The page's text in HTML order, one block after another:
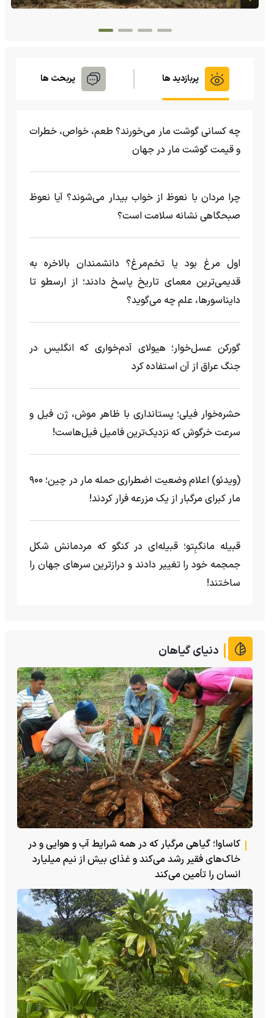
پربازدید ها پربحث ها
چه کسانی گوشت مار می‌خورند؟ طعم، خواص، خطرات
و قیمت گوشت مار در جهان
چرا مردان با نعوظ از خواب بیدار می‌شوند؟ آیا نعوظ
صبحگاهی نشانه سلامت است؟
اول مرغ بود یا تخم‌مرغ؟ دانشمندان بالاخره به
قدیمی‌ترین معمای تاریخ پاسخ دادند؛ از ارسطو تا
دایناسورها، علم چه می‌گوید؟
گورکن عسل‌خوار؛ هیولای آدم‌خواری که انگلیس در
جنگ عراق از آن استفاده کرد
حشره‌خوار فیلی؛ پستانداری با ظاهر موش، ژن فیل و
سرعت خرگوش که نزدیک‌ترین فامیل فیل‌هاست!
(ویدئو) اعلام وضعیت اضطراری حمله مار‌ در چین؛ ۹۰۰
مار کبرای مرگبار از یک مزرعه‌ فرار کردند!
قبیله مانگبِتو؛ قبیله‌ای در کنگو که مردمانش شکل
جمجمه خود را تغییر دادند و درازترین سرهای جهان را
ساختند!
دنیای گیاهان
کاساوا؛ گیاهی مرگبار که در همه شرایط آب و هوایی و در
خاک‌های فقیر رشد می‌کند و غذای بیش از نیم میلیارد
انسان را تأمین می‌کند